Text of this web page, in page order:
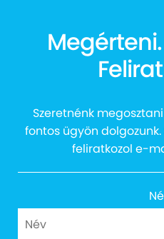
Városligeti
Szeretnénk
fontos ügyön
feliratkozol e-